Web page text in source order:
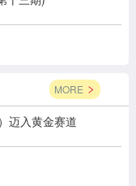
MORE
迈入黄金赛道